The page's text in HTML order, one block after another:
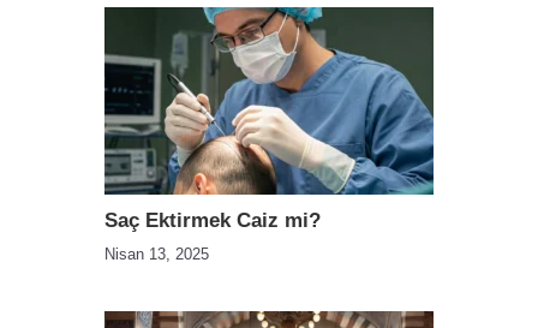
Saç Ektirmek Caiz mi?
Nisan 13, 2025